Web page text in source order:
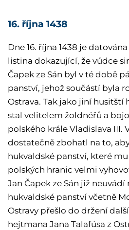
16. října 1438
Dne 16. října 1438 je
listina dokazující, že vůdce
Čapek ze Sán byl v té době
panství, jehož součástí byla
Ostrava. Tak jako jiní husitští
stal velitelem žoldnéřů a
polského krále Vladislava III.
dostatečně zbohatl na to,
hukvaldské panství, které
polských hranic velmi
Jan Čapek ze Sán již
hukvaldské panství včetně
Ostravy přešlo do držení
hejtmana Jana Talafúsa z